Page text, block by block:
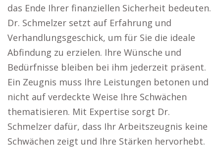
das Ende Ihrer finanziellen Sicherheit bedeuten.
Dr. Schmelzer setzt auf Erfahrung und
Verhandlungsgeschick, um für Sie die ideale
Abfindung zu erzielen. Ihre Wünsche und
Bedürfnisse bleiben bei ihm jederzeit präsent.
Ein Zeugnis muss Ihre Leistungen betonen und
nicht auf verdeckte Weise Ihre Schwächen
thematisieren. Mit Expertise sorgt Dr.
Schmelzer dafür, dass Ihr Arbeitszeugnis keine
Schwächen zeigt und Ihre Stärken hervorhebt.